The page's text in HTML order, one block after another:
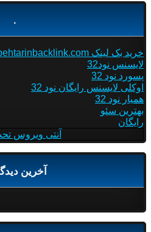
.
خرید بک لینک behtarinbacklink.com
لایسنس نود32
پسورد نود 32
اوکلی لایسنس رایگان نود 32
همیار نود 32
بهترین سئو
رایگان
آنتی ویروس
آخرین